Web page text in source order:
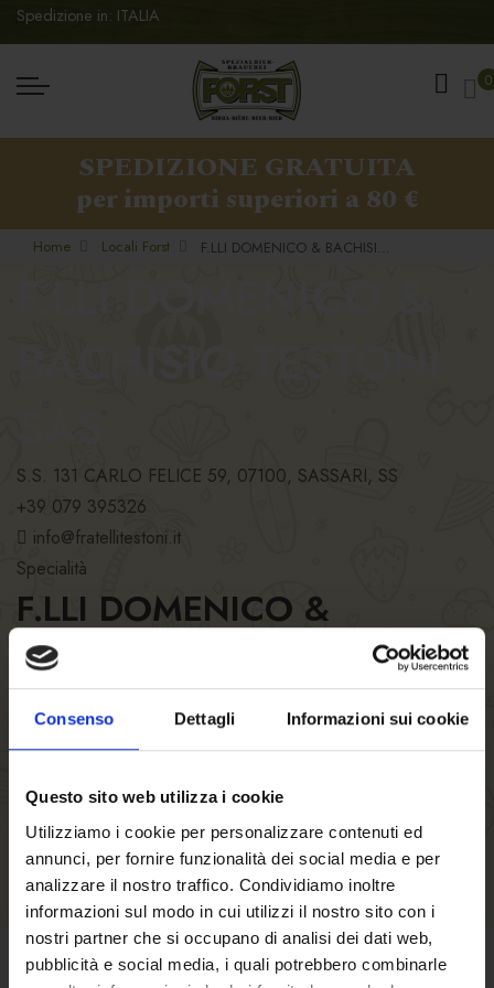
Consenso Dettagli Informazioni sui cookie
Questo sito web utilizza i cookie
Utilizziamo i cookie per personalizzare contenuti ed
annunci, per fornire funzionalità dei social media e per
analizzare il nostro traffico. Condividiamo inoltre
informazioni sul modo in cui utilizzi il nostro sito con i
nostri partner che si occupano di analisi dei dati web,
pubblicità e social media, i quali potrebbero combinarle
Spedizione in: ITALIA
0
SPEDIZIONE GRATUITA
per importi superiori a 80 €
Home Locali Forst F.LLI DOMENICO & BACHISIO TESTONI SAS
S.S. 131 CARLO FELICE 59, 07100, SASSARI, SS
+39 079 395326
info@fratellitestoni.it
Specialità
F.LLI DOMENICO &
BACHISIO TESTONI SAS
Orari del locale
Orari della cucina